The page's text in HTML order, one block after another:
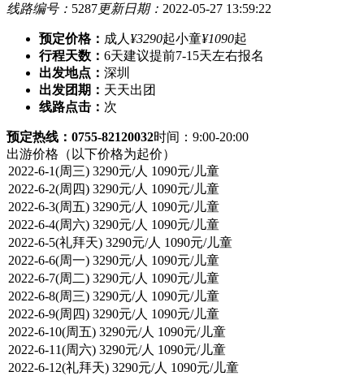
线路编号： 5287更新日期： 2022-05-27 13:59:22
预定价格： 成人 ¥3290起小童¥1090起
行程天数： 6天建议提前7-15天左右报名
出发地点： 深圳
出发团期： 天天出团
线路点击： 次
预定热线：0755-82120032时间：9:00-20:00
出游价格 （以下价格为起价）